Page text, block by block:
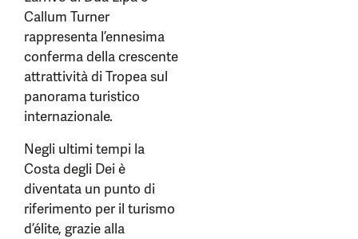
Callum Turner
rappresenta l’ennesima
conferma della crescente
attrattività di Tropea sul
panorama turistico
internazionale.
Negli ultimi tempi la
Costa degli Dei è
diventata un punto di
riferimento per il turismo
d’élite, grazie alla